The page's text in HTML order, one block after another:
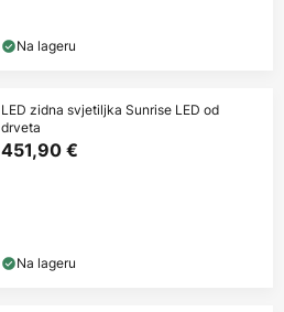
Na lageru
LED zidna svjetiljka Sunrise LED od
drveta
451,90 €
Na lageru